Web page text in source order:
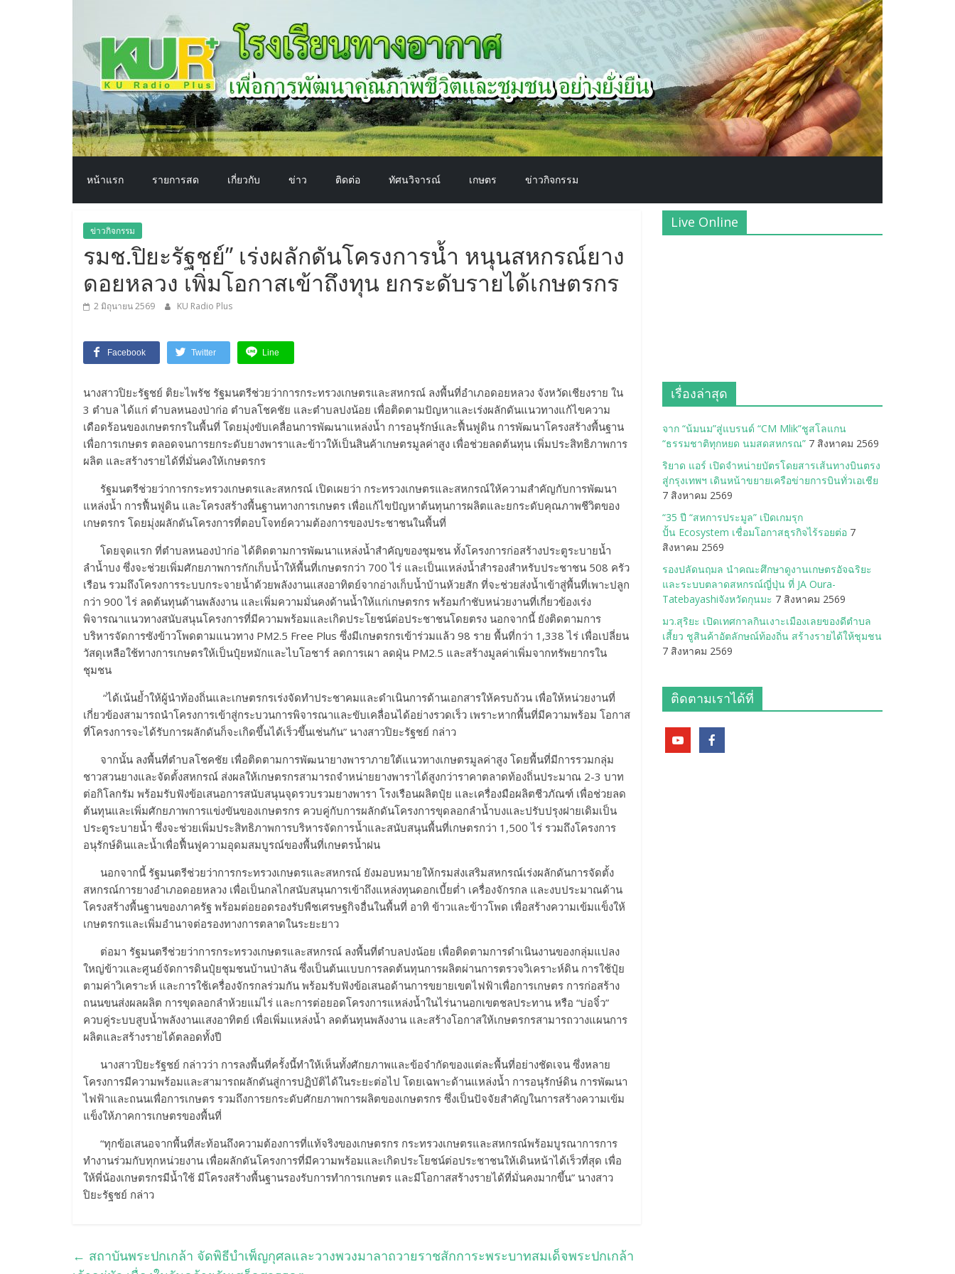
โรงเรียน
ทาง
อากาศ​
เพื่อ
พัฒนา
คุณภาพ
ชีวิต
หน้าแรก รายการสด เกี่ยวกับ ข่าว ติดต่อ ทัศนวิจารณ์ เกษตร ข่าวกิจกรรม
ข่าวกิจกรรม
รมช.ปิยะรัฐชย์” เร่งผลักดันโครงการน้ำ หนุนสหกรณ์ยาง
ดอยหลวง เพิ่มโอกาสเข้าถึงทุน ยกระดับรายได้เกษตรกร
2 มิถุนายน 2569 KU Radio Plus
Facebook Twitter Line
นางสาวปิยะรัฐชย์ ติยะไพรัช รัฐมนตรีช่วยว่าการกระทรวงเกษตรและสหกรณ์ ลงพื้นที่อำเภอดอยหลวง จังหวัดเชียงราย ใน
3 ตำบล ได้แก่ ตำบลหนองป่าก่อ ตำบลโชคชัย และตำบลปงน้อย เพื่อติดตามปัญหาและเร่งผลักดันแนวทางแก้ไขความ
เดือดร้อนของเกษตรกรในพื้นที่ โดยมุ่งขับเคลื่อนการพัฒนาแหล่งน้ำ การอนุรักษ์และฟื้นฟูดิน การพัฒนาโครงสร้างพื้นฐาน
เพื่อการเกษตร ตลอดจนการยกระดับยางพาราและข้าวให้เป็นสินค้าเกษตรมูลค่าสูง เพื่อช่วยลดต้นทุน เพิ่มประสิทธิภาพการ
ผลิต และสร้างรายได้ที่มั่นคงให้เกษตรกร
รัฐมนตรีช่วยว่าการกระทรวงเกษตรและสหกรณ์ เปิดเผยว่า กระทรวงเกษตรและสหกรณ์ให้ความสำคัญกับการพัฒนา
แหล่งน้ำ การฟื้นฟูดิน และโครงสร้างพื้นฐานทางการเกษตร เพื่อแก้ไขปัญหาต้นทุนการผลิตและยกระดับคุณภาพชีวิตของ
เกษตรกร โดยมุ่งผลักดันโครงการที่ตอบโจทย์ความต้องการของประชาชนในพื้นที่
โดยจุดแรก ที่ตำบลหนองป่าก่อ ได้ติดตามการพัฒนาแหล่งน้ำสำคัญของชุมชน ทั้งโครงการก่อสร้างประตูระบายน้ำ
ลำน้ำบง ซึ่งจะช่วยเพิ่มศักยภาพการกักเก็บน้ำให้พื้นที่เกษตรกว่า 700 ไร่ และเป็นแหล่งน้ำสำรองสำหรับประชาชน 508 ครัว
เรือน รวมถึงโครงการระบบกระจายน้ำด้วยพลังงานแสงอาทิตย์จากอ่างเก็บน้ำบ้านห้วยสัก ที่จะช่วยส่งน้ำเข้าสู่พื้นที่เพาะปลูก
กว่า 900 ไร่ ลดต้นทุนด้านพลังงาน และเพิ่มความมั่นคงด้านน้ำให้แก่เกษตรกร พร้อมกำชับหน่วยงานที่เกี่ยวข้องเร่ง
พิจารณาแนวทางสนับสนุนโครงการที่มีความพร้อมและเกิดประโยชน์ต่อประชาชนโดยตรง นอกจากนี้ ยังติดตามการ
บริหารจัดการซังข้าวโพดตามแนวทาง PM2.5 Free Plus ซึ่งมีเกษตรกรเข้าร่วมแล้ว 98 ราย พื้นที่กว่า 1,338 ไร่ เพื่อเปลี่ยน
วัสดุเหลือใช้ทางการเกษตรให้เป็นปุ๋ยหมักและไบโอชาร์ ลดการเผา ลดฝุ่น PM2.5 และสร้างมูลค่าเพิ่มจากทรัพยากรใน
ชุมชน
“ได้เน้นย้ำให้ผู้นำท้องถิ่นและเกษตรกรเร่งจัดทำประชาคมและดำเนินการด้านเอกสารให้ครบถ้วน เพื่อให้หน่วยงานที่
เกี่ยวข้องสามารถนำโครงการเข้าสู่กระบวนการพิจารณาและขับเคลื่อนได้อย่างรวดเร็ว เพราะหากพื้นที่มีความพร้อม โอกาส
ที่โครงการจะได้รับการผลักดันก็จะเกิดขึ้นได้เร็วขึ้นเช่นกัน” นางสาวปิยะรัฐชย์ กล่าว
จากนั้น ลงพื้นที่ตำบลโชคชัย เพื่อติดตามการพัฒนายางพาราภายใต้แนวทางเกษตรมูลค่าสูง โดยพื้นที่มีการรวมกลุ่ม
ชาวสวนยางและจัดตั้งสหกรณ์ ส่งผลให้เกษตรกรสามารถจำหน่ายยางพาราได้สูงกว่าราคาตลาดท้องถิ่นประมาณ 2-3 บาท
ต่อกิโลกรัม พร้อมรับฟังข้อเสนอการสนับสนุนจุดรวบรวมยางพารา โรงเรือนผลิตปุ๋ย และเครื่องมือผลิตชีวภัณฑ์ เพื่อช่วยลด
ต้นทุนและเพิ่มศักยภาพการแข่งขันของเกษตรกร ควบคู่กับการผลักดันโครงการขุดลอกลำน้ำบงและปรับปรุงฝายเดิมเป็น
ประตูระบายน้ำ ซึ่งจะช่วยเพิ่มประสิทธิภาพการบริหารจัดการน้ำและสนับสนุนพื้นที่เกษตรกว่า 1,500 ไร่ รวมถึงโครงการ
อนุรักษ์ดินและน้ำเพื่อฟื้นฟูความอุดมสมบูรณ์ของพื้นที่เกษตรน้ำฝน
นอกจากนี้ รัฐมนตรีช่วยว่าการกระทรวงเกษตรและสหกรณ์ ยังมอบหมายให้กรมส่งเสริมสหกรณ์เร่งผลักดันการจัดตั้ง
สหกรณ์การยางอำเภอดอยหลวง เพื่อเป็นกลไกสนับสนุนการเข้าถึงแหล่งทุนดอกเบี้ยต่ำ เครื่องจักรกล และงบประมาณด้าน
โครงสร้างพื้นฐานของภาครัฐ พร้อมต่อยอดรองรับพืชเศรษฐกิจอื่นในพื้นที่ อาทิ ข้าวและข้าวโพด เพื่อสร้างความเข้มแข็งให้
เกษตรกรและเพิ่มอำนาจต่อรองทางการตลาดในระยะยาว
ต่อมา รัฐมนตรีช่วยว่าการกระทรวงเกษตรและสหกรณ์ ลงพื้นที่ตำบลปงน้อย เพื่อติดตามการดำเนินงานของกลุ่มแปลง
ใหญ่ข้าวและศูนย์จัดการดินปุ๋ยชุมชนบ้านป่าลัน ซึ่งเป็นต้นแบบการลดต้นทุนการผลิตผ่านการตรวจวิเคราะห์ดิน การใช้ปุ๋ย
ตามค่าวิเคราะห์ และการใช้เครื่องจักรกลร่วมกัน พร้อมรับฟังข้อเสนอด้านการขยายเขตไฟฟ้าเพื่อการเกษตร การก่อสร้าง
ถนนขนส่งผลผลิต การขุดลอกลำห้วยแม่ไร่ และการต่อยอดโครงการแหล่งน้ำในไร่นานอกเขตชลประทาน หรือ “บ่อจิ๋ว”
ควบคู่ระบบสูบน้ำพลังงานแสงอาทิตย์ เพื่อเพิ่มแหล่งน้ำ ลดต้นทุนพลังงาน และสร้างโอกาสให้เกษตรกรสามารถวางแผนการ
ผลิตและสร้างรายได้ตลอดทั้งปี
นางสาวปิยะรัฐชย์ กล่าวว่า การลงพื้นที่ครั้งนี้ทำให้เห็นทั้งศักยภาพและข้อจำกัดของแต่ละพื้นที่อย่างชัดเจน ซึ่งหลาย
โครงการมีความพร้อมและสามารถผลักดันสู่การปฏิบัติได้ในระยะต่อไป โดยเฉพาะด้านแหล่งน้ำ การอนุรักษ์ดิน การพัฒนา
ไฟฟ้าและถนนเพื่อการเกษตร รวมถึงการยกระดับศักยภาพการผลิตของเกษตรกร ซึ่งเป็นปัจจัยสำคัญในการสร้างความเข้ม
แข็งให้ภาคการเกษตรของพื้นที่
“ทุกข้อเสนอจากพื้นที่สะท้อนถึงความต้องการที่แท้จริงของเกษตรกร กระทรวงเกษตรและสหกรณ์พร้อมบูรณาการการ
ทำงานร่วมกับทุกหน่วยงาน เพื่อผลักดันโครงการที่มีความพร้อมและเกิดประโยชน์ต่อประชาชนให้เดินหน้าได้เร็วที่สุด เพื่อ
ให้พี่น้องเกษตรกรมีน้ำใช้ มีโครงสร้างพื้นฐานรองรับการทำการเกษตร และมีโอกาสสร้างรายได้ที่มั่นคงมากขึ้น” นางสาว
ปิยะรัฐชย์ กล่าว
← สถาบันพระปกเกล้า จัดพิธีบำเพ็ญกุศลและวางพวงมาลาถวายราชสักการะพระบาทสมเด็จพระปกเกล้า
Live Online
เรื่องล่าสุด
จาก “น้มนม”สู่แบรนด์ “CM Mlik”ชูสโลแกน
“ธรรมชาติทุกหยด นมสดสหกรณ” 7 สิงหาคม 2569
ริยาด แอร์ เปิดจำหน่ายบัตรโดยสารเส้นทางบินตรง
สู่กรุงเทพฯ เดินหน้าขยายเครือข่ายการบินทั่วเอเชีย
7 สิงหาคม 2569
“35 ปี “สหการประมูล” เปิดเกมรุก
ปั้น Ecosystem เชื่อมโอกาสธุรกิจไร้รอยต่อ 7
สิงหาคม 2569
รองปลัดนฤมล นำคณะศึกษาดูงานเกษตรอัจฉริยะ
และระบบตลาดสหกรณ์ญี่ปุ่น ที่ JA Oura-
Tatebayashiจังหวัดกุนมะ 7 สิงหาคม 2569
มว.สุริยะ เปิดเทศกาลกินเงาะเมืองเลยของดีตำบล
เสี้ยว ชูสินค้าอัตลักษณ์ท้องถิ่น สร้างรายได้ให้ชุมชน
7 สิงหาคม 2569
ติดตามเราได้ที่